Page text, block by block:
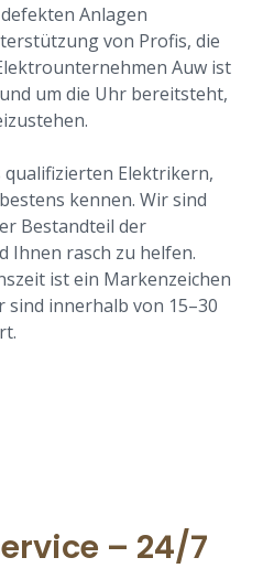
Anlagen
von Profis, die
Auw ist
um die Uhr bereitsteht,
Elektrikern,
kennen. Wir sind
Bestandteil der
Ihnen rasch zu helfen.
ist ein Markenzeichen
sind innerhalb von 15–30
– 24/7